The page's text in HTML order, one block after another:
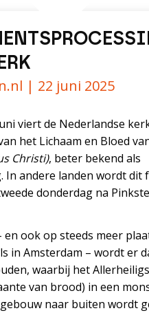
| 22 juni 2025
viert de Nederlandse
het Lichaam en Bloed
Christi), beter bekend als
In andere landen wordt dit
donderdag na
en ook op steeds meer
in Amsterdam – wordt er
waarbij het
van brood) in een
naar buiten wordt